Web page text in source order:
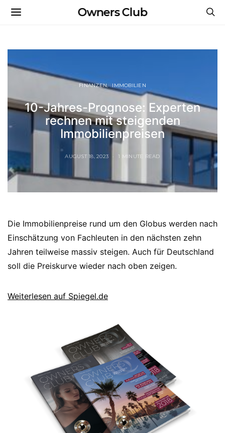
Owners Club
FINANZEN IMMOBILIEN
10-Jahres-Prognose: Experten
rechnen mit steigenden
Immobilienpreisen
AUGUST 18, 2023 1 MINUTE READ
Die Immobilienpreise rund um den Globus werden nach
Einschätzung von Fachleuten in den nächsten zehn
Jahren teilweise massiv steigen. Auch für Deutschland
soll die Preiskurve wieder nach oben zeigen.
Weiterlesen auf Spiegel.de